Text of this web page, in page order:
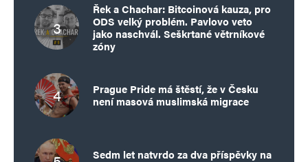
Řek a Chachar: Bitcoinová kauza, pro
ODS velký problém. Pavlovo veto
jako naschvál. Seškrtané větrníkové
zóny
Prague Pride má štěstí, že v Česku
není masová muslimská migrace
Sedm let natvrdo za dva příspěvky na